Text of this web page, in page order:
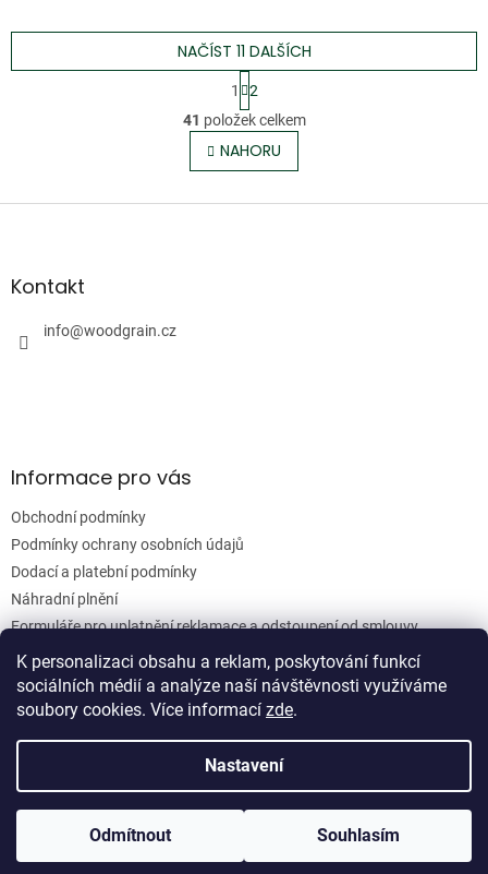
K personalizaci obsahu a reklam, poskytování funkcí
sociálních médií a analýze naší návštěvnosti využíváme
soubory cookies. Více informací zde.
Nastavení
Odmítnout Souhlasím
O
v
l
á
NAČÍST 11 DALŠÍCH
S
t
r
á
n
k
v
1
2
41 položek celkem
NAHORU
Z
aKontakt
info@woodgrain.cz
Informace pro vás
Obchodní podmínky
Podmínky ochrany osobních údajů
Dodací a platební podmínky
Náhradní plnění
Formuláře pro uplatnění reklamace a odstoupení od smlouvy
Moje objednávka
Woodgrain s.r.o.
Upravit nastavení cookies